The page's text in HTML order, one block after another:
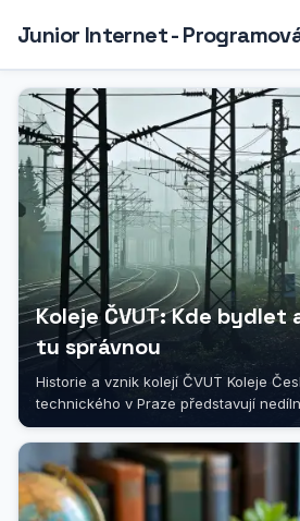
Junior Internet -
Koleje ČVUT: Kde bydlet
tu správnou
Historie a vznik kolejí ČVUT Koleje
technického v Praze představují
akademického života této...